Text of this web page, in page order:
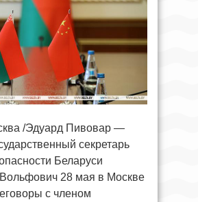
/Эдуард Пивовар —
секретарь
Беларуси
28 мая в Москве
с членом